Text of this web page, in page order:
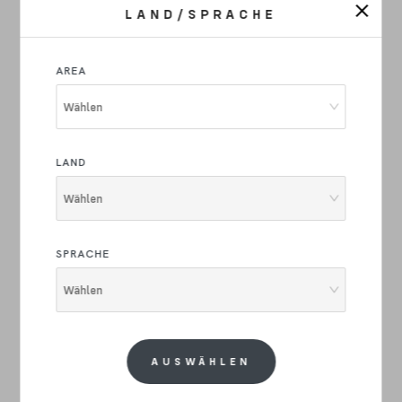
LAND/SPRACHE
AREA
Wählen
LAND
Wählen
SPRACHE
Wählen
AUSWÄHLEN
Pedale